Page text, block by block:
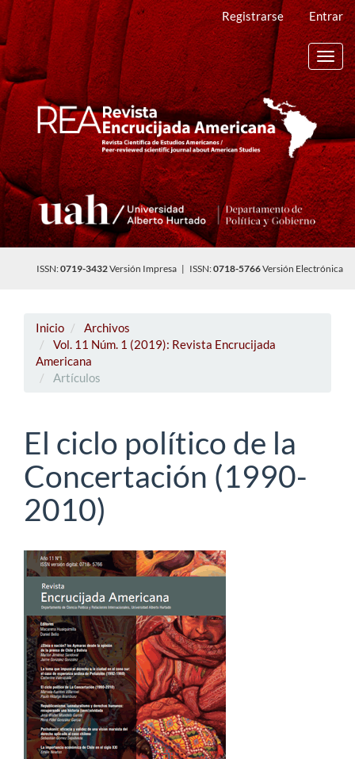
Navegación
principal
Contenido
principal
Barra
lateral
Registrarse Entrar
ISSN:0719-3432Versión Impresa | ISSN:0718-5766Versión Electrónica
Inicio
Archivos
Vol. 11 Núm. 1 (2019): Revista Encrucijada
Americana
Artículos
El ciclo político de la
Concertación (1990-
2010)
Barra
lateral
del
artículo